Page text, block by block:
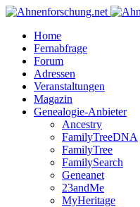
Home
Fernabfrage
Forum
Adressen
Veranstaltungen
Magazin
Genealogie-Anbieter
Ancestry
FamilyTreeDNA
FamilyTree
FamilySearch
Geneanet
23andMe
MyHeritage